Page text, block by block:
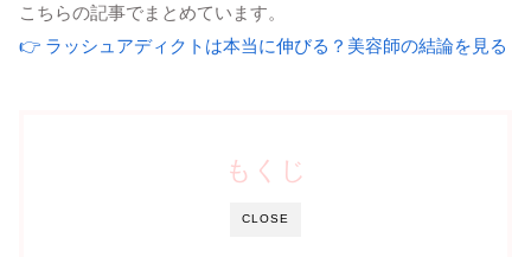
こちらの記事でまとめています。
👉 ラッシュアディクトは本当に伸びる？美容師の結論を見る
CLOSE
もくじ